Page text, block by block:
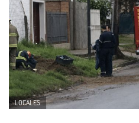
LOCALES